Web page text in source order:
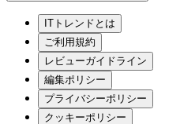
ITトレンドとは
ご利用規約
レビューガイドライン
編集ポリシー
プライバシーポリシー
クッキーポリシー